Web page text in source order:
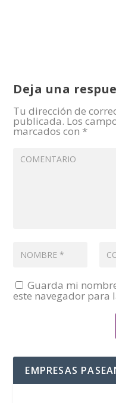
Deja una
Tu dirección de
publicada. Los
marcados con *
Guarda mi
este navegador para
EMPRESAS